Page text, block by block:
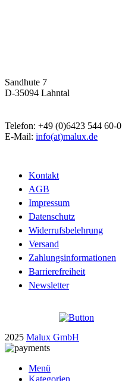
Sandhute 7
D-35094 Lahntal
Telefon: +49 (0)6423 544 60-0
E-Mail: info(at)malux.de
Kontakt
AGB
Impressum
Datenschutz
Widerrufsbelehrung
Versand
Zahlungsinformationen
Barrierefreiheit
Newsletter
2025 Malux GmbH
Menü
Kategorien